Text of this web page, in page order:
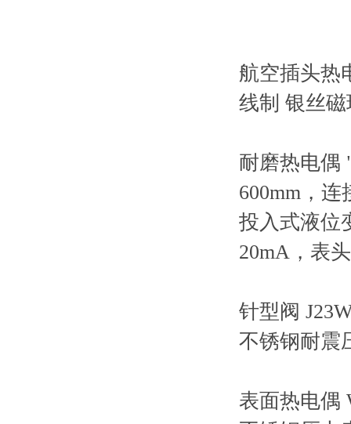
航空插头热
线制 银丝
耐磨热电偶
600mm，连
投入式液位
20mA，表
针型阀
不锈钢耐震
表面热电偶